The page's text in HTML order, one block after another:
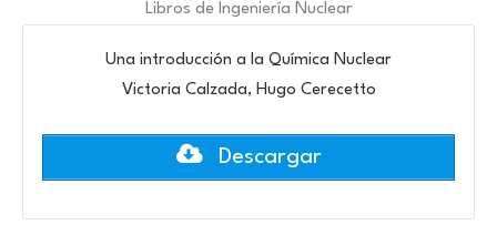
Libros de Ingeniería Nuclear
Una introducción a la Química Nuclear
Victoria Calzada, Hugo Cerecetto
Descargar